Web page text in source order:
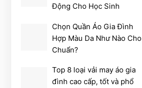
Động Cho Học Sinh
Chọn Quần Áo Gia Đình
Hợp Màu Da Như Nào Cho
Chuẩn?
Top 8 loại vải may áo gia
đình cao cấp, tốt và phổ